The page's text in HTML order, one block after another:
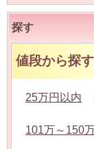
探す
値段から探す
25万円以内
101万～150